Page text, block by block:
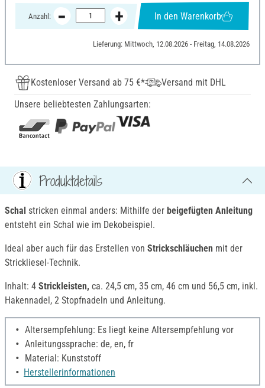
Anzahl: In den Warenkorb
Lieferung: Mittwoch, 12.08.2026 - Freitag, 14.08.2026
Kostenloser Versand ab 75 €*
Versand mit DHL
Unsere beliebtesten Zahlungsarten:
Produktdetails
Schal stricken einmal anders: Mithilfe der beigefügten Anleitung
entsteht ein Schal wie im Dekobeispiel.
Ideal aber auch für das Erstellen von Strickschläuchen mit der
Strickliesel-Technik.
Inhalt: 4 Strickleisten, ca. 24,5 cm, 35 cm, 46 cm und 56,5 cm, inkl.
Hakennadel, 2 Stopfnadeln und Anleitung.
Altersempfehlung: Es liegt keine Altersempfehlung vor
Anleitungssprache: de, en, fr
Material: Kunststoff
Herstellerinformationen